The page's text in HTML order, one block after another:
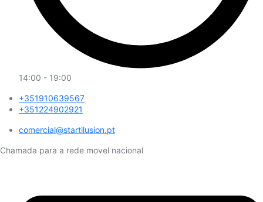
14:00 - 19:00
+351910639567
+351224902921
comercial@startilusion.pt​
Chamada para a rede movel nacional